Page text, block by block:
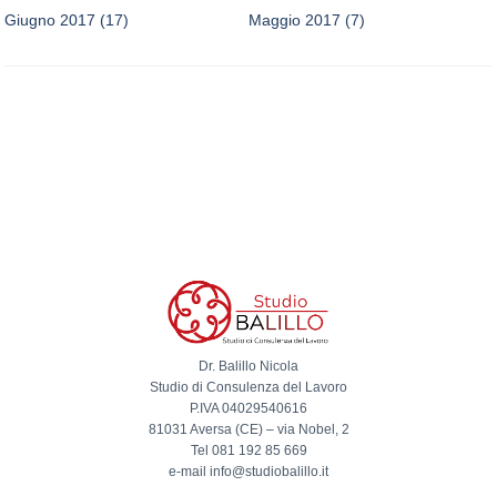
Giugno 2017 (17) Maggio 2017 (7)
Dr. Balillo Nicola
Studio di Consulenza del Lavoro
P.IVA 04029540616
81031 Aversa (CE) – via Nobel, 2
Tel 081 192 85 669
e-mail info@studiobalillo.it